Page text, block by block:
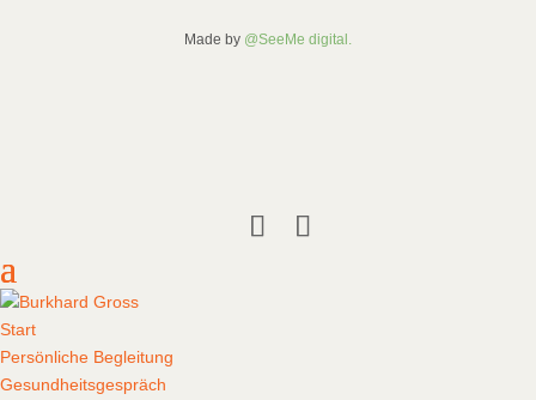
Made by @SeeMe digital.
Start
Persönliche Begleitung
Gesundheitsgespräch